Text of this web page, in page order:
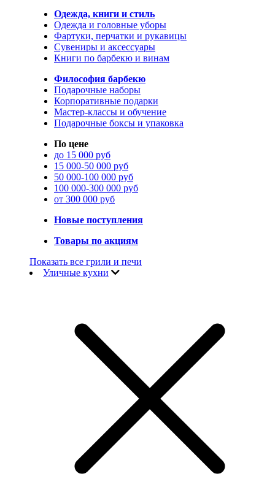
Одежда, книги и стиль
Одежда и головные уборы
Фартуки, перчатки и рукавицы
Сувениры и аксессуары
Книги по барбекю и винам
Философия барбекю
Подарочные наборы
Корпоративные подарки
Мастер-классы и обучение
Подарочные боксы и упаковка
По цене
до 15 000 руб
15 000-50 000 руб
50 000-100 000 руб
100 000-300 000 руб
от 300 000 руб
Новые поступления
Товары по акциям
Показать все грили и печи
Уличные кухни